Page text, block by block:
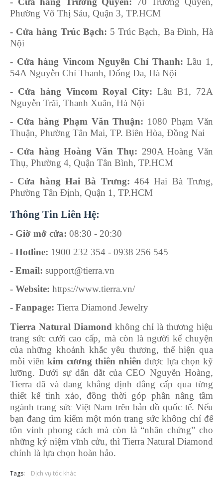
Phường Võ Thị Sáu, Quận 3, TP.HCM
- Cửa hàng Trúc Bạch: 5 Trúc Bạch, Ba Đình, Hà
Nội
- Cửa hàng Vincom Nguyễn Chí Thanh: Lầu 1,
54A Nguyễn Chí Thanh, Đống Đa, Hà Nội
- Cửa hàng Vincom Royal City: Lầu B1, 72A
Nguyễn Trãi, Thanh Xuân, Hà Nội
- Cửa hàng Phạm Văn Thuận: 1080 Phạm Văn
Thuận, Phường Tân Mai, TP. Biên Hòa, Đồng Nai
- Cửa hàng Hoàng Văn Thụ: 290A Hoàng Văn
Thụ, Phường 4, Quận Tân Bình, TP.HCM
- Cửa hàng Hai Bà Trưng: 464 Hai Bà Trưng,
Phường Tân Định, Quận 1, TP.HCM
Thông Tin Liên Hệ:
- Giờ mở cửa: 08:30 - 20:30
- Hotline: 1900 232 354 - 0938 256 545
- Email: support@tierra.vn
- Website: https://www.tierra.vn/
- Fanpage: Tierra Diamond Jewelry
Tierra Natural Diamond không chỉ là thương hiệu
trang sức cưới cao cấp, mà còn là người kể chuyện
của những khoảnh khắc yêu thương, thể hiện qua
mỗi viênkim cương thiên nhiên được lựa chọn kỹ
lưỡng. Dưới sự dẫn dắt của CEO Nguyễn Hoàng,
Tierra đã và đang khẳng định đẳng cấp qua từng
thiết kế tinh xảo, đồng thời góp phần nâng tầm
ngành trang sức Việt Nam trên bản đồ quốc tế. Nếu
bạn đang tìm kiếm một món trang sức không chỉ để
tôn vinh phong cách mà còn là “nhân chứng” cho
những kỷ niệm vĩnh cửu, thì Tierra Natural Diamond
chính là lựa chọn hoàn hảo.
Tags: Dịch vụ tóc khác